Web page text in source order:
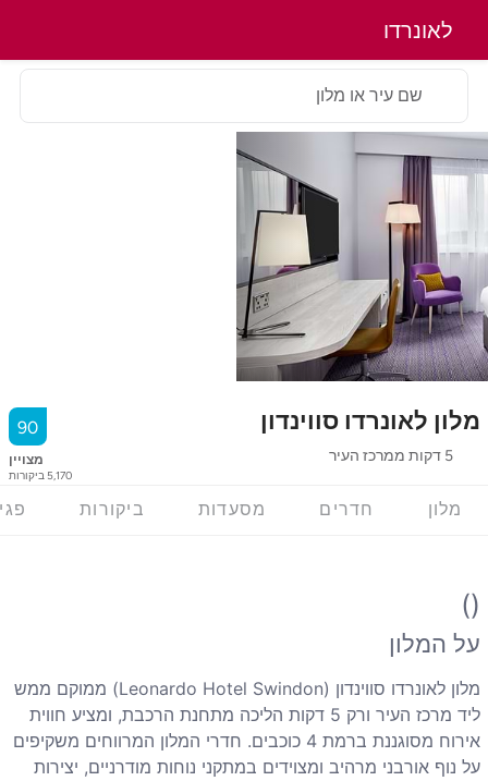
לאונרדו
מלון לאונרדו סווינדון
5 דקות ממרכז העיר
90
מצויין
5,170 ביקורות
שם עיר או מלון
מלון חדרים מסעדות ביקורות
()
על המלון
מלון לאונרדו סווינדון (Leonardo Hotel Swindon) ממוקם ממש
ליד מרכז העיר ורק 5 דקות הליכה מתחנת הרכבת, ומציע חווית
אירוח מסוגננת ברמת 4 כוכבים. חדרי המלון המרווחים משקיפים
על נוף אורבני מרהיב ומצוידים במתקני נוחות מודרניים, יצירות